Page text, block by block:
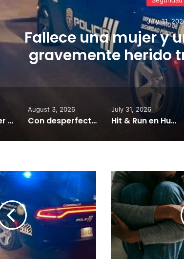
July 31, 2026
una mujer y un
herido tras
Cidra
Buscan a mujer desaparecida en Ponce
August 3, 2026
Con desperfectos mecánicos lancha que transporta ciudadanos a islas municipio
July 31, 2026
Hit & Run en Humacao deja ciclista con heridas graves
Madre
de
una
menor
víctima
del
uso
inteligencia